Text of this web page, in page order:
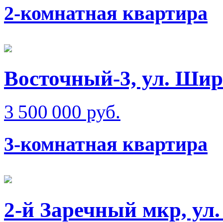
2-комнатная квартира
Восточный-3, ул.
3 500 000 руб.
3-комнатная квартира
2-й Заречный мкр,